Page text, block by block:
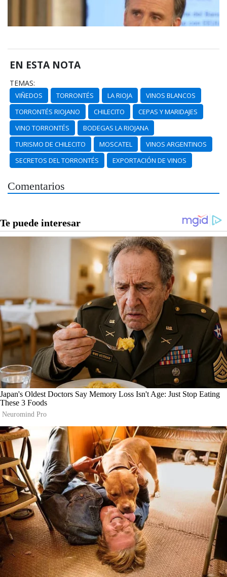
EN ESTA NOTA
TEMAS:
VIÑEDOS TORRONTÉS LA RIOJA
VINOS BLANCOS
TORRONTÉS RIOJANO
CHILECITO
CEPAS Y MARIDAJES
VINO TORRONTÉS
BODEGAS LA RIOJANA
TURISMO DE CHILECITO
MOSCATEL
VINOS ARGENTINOS
SECRETOS DEL TORRONTÉS
EXPORTACIÓN DE VINOS
Comentarios